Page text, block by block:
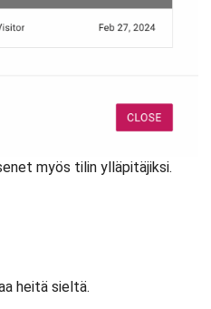
myös tilin ylläpitäjiksi.
heitä sieltä.